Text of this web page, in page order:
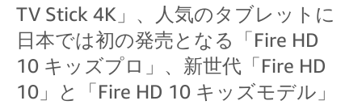
TV Stick 4K」、人気のタブレットに
日本では初の発売となる「Fire HD
10 キッズプロ」、新世代「Fire HD
10」と「Fire HD 10 キッズモデル」